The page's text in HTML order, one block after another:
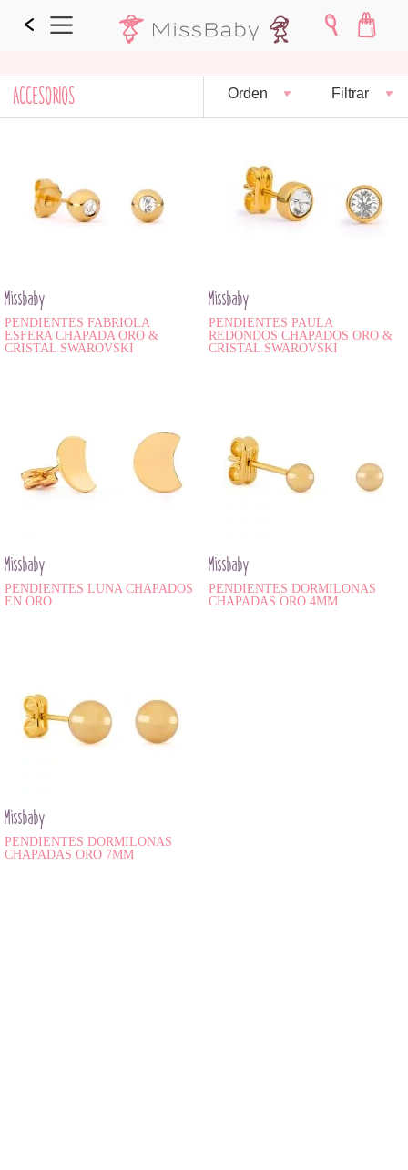
ACCESORIOS Orden Filtrar
Missbaby
PENDIENTES FABRIOLA
ESFERA CHAPADA ORO &
CRISTAL SWAROVSKI
Missbaby
PENDIENTES PAULA
REDONDOS CHAPADOS ORO &
CRISTAL SWAROVSKI
Missbaby
PENDIENTES LUNA CHAPADOS
EN ORO
Missbaby
PENDIENTES DORMILONAS
CHAPADAS ORO 4MM
Missbaby
PENDIENTES DORMILONAS
CHAPADAS ORO 7MM